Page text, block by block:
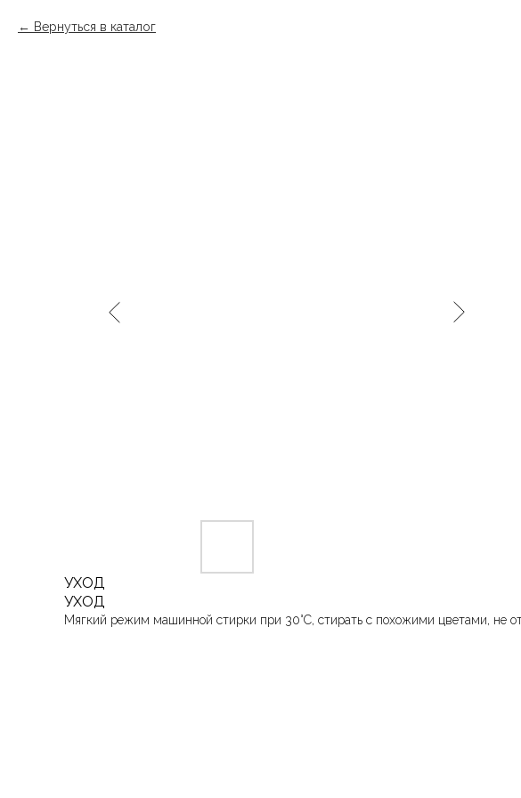
Вернуться в каталог
УХОД
УХОД
Мягкий режим машинной стирки при 30°C, стирать с похожими цветами, не